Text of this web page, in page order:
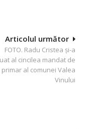
Articolul următor
FOTO. Radu Cristea și-a
al cincilea mandat de
primar al comunei Valea
Vinului